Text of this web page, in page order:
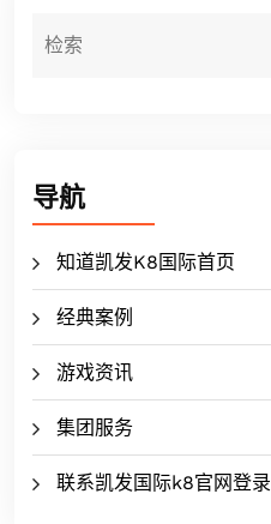
导航
知道凯发K8国际首页
经典案例
游戏资讯
集团服务
联系凯发国际k8官网登录